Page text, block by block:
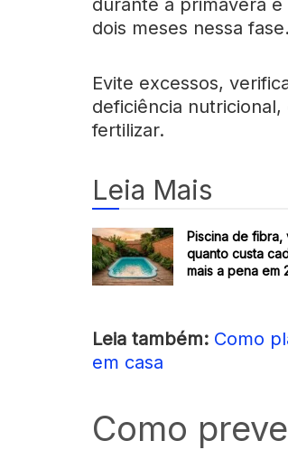
dois meses nessa fase.
Evite excessos,
deficiência
fertilizar.
Leia Mais
Piscina de fibra,
quanto custa
mais a pena em
Leia também: Como
em casa
Como